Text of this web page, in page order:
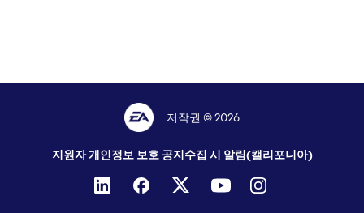
저작권 © 2026
지원자 개인정보 보호 공지수집 시 알림(캘리포니아)